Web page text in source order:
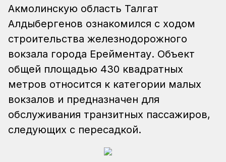
Акмолинскую область Талгат
Алдыбергенов ознакомился с ходом
строительства железнодорожного
вокзала города Ерейментау. Объект
общей площадью 430 квадратных
метров относится к категории малых
вокзалов и предназначен для
обслуживания транзитных пассажиров,
следующих с пересадкой.